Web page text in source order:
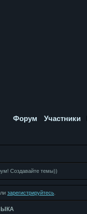
Форум Участники
Создавайте темы))
зарегистрируйтесь